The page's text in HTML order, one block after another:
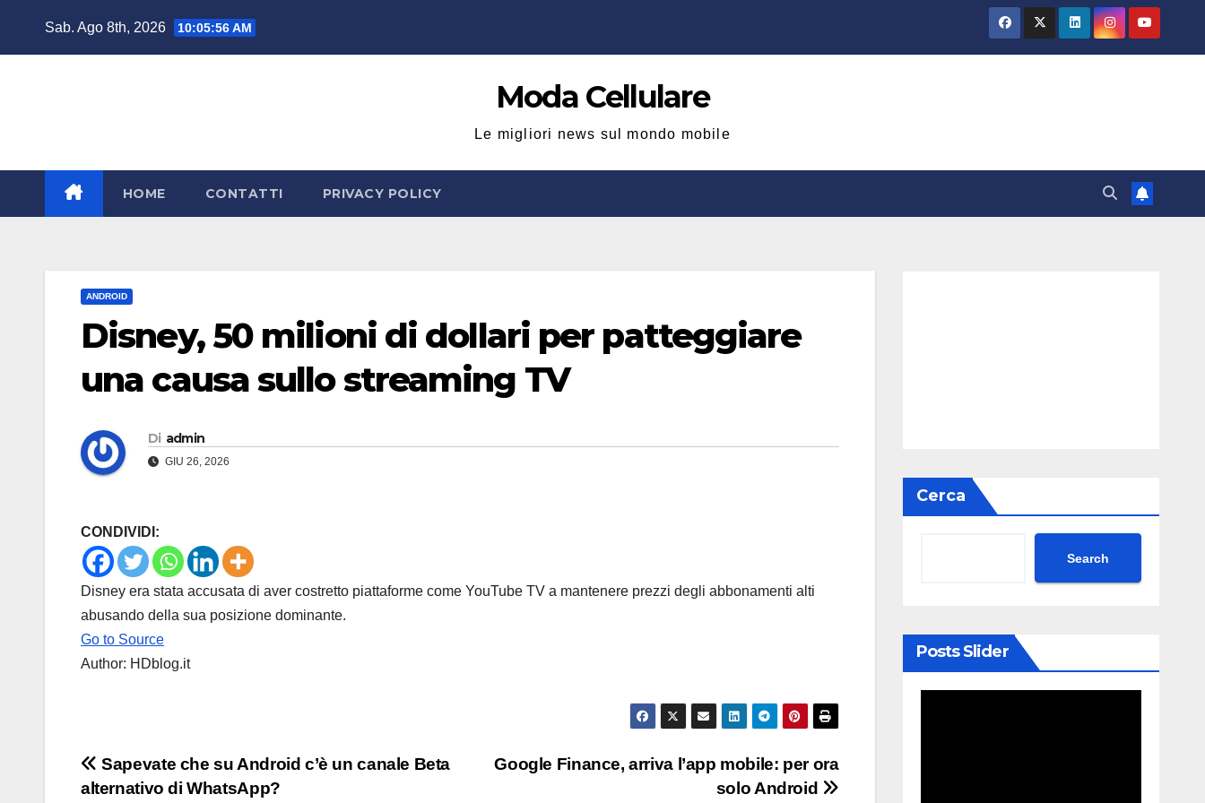
Sab. Ago 8th, 2026 10:05:57 AM
Moda Cellulare
Le migliori news sul mondo mobile
HOME CONTATTI PRIVACY POLICY
ANDROID
Disney, 50 milioni di dollari per patteggiare
una causa sullo streaming TV
Di admin
GIU 26, 2026
CONDIVIDI:
Disney era stata accusata di aver costretto piattaforme come YouTube TV a mantenere prezzi degli abbonamenti alti
abusando della sua posizione dominante.
Go to Source
Author: HDblog.it
Navigazione
Google Finance, arriva l’app mobile: per ora
solo Android
Sapevate che su Android c’è un canale Beta
alternativo di WhatsApp?
Cerca
Search
Posts Slider